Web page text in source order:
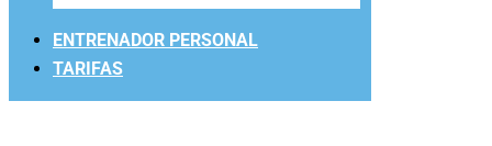
ENTRENADOR PERSONAL
TARIFAS